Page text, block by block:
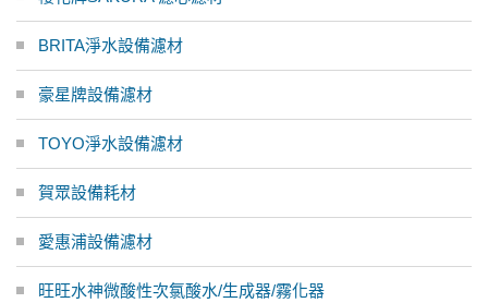
BRITA淨水設備濾材
豪星牌設備濾材
TOYO淨水設備濾材
賀眾設備耗材
愛惠浦設備濾材
旺旺水神微酸性次氯酸水/生成器/霧化器